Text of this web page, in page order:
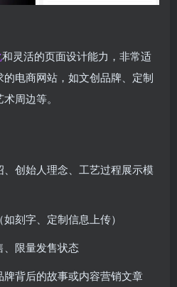
和灵活的页面设计能力，非常适
电商网站，如文创品牌、定制
周边等。
创始人理念、工艺过程展示模
刻字、定制信息上传）
、限量发售状态
背后的故事或内容营销文章